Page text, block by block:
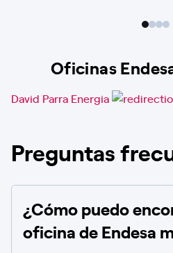
Oficinas
David Parra Energia
Preguntas
¿Cómo puedo
oficina de Endesa